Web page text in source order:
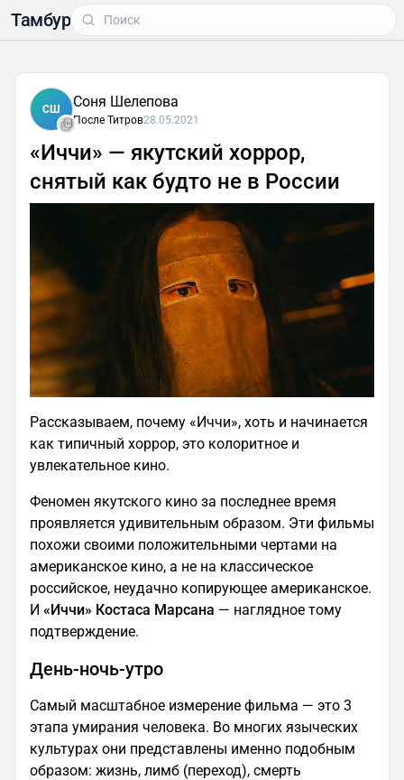
Тамбур
СШ Соня Шелепова
После Титров28.05.2021
«Иччи» — якутский хоррор,
снятый как будто не в России
Рассказываем, почему «Иччи», хоть и начинается
как типичный хоррор, это колоритное и
увлекательное кино.
Феномен якутского кино за последнее время
проявляется удивительным образом. Эти фильмы
похожи своими положительными чертами на
американское кино, а не на классическое
российское, неудачно копирующее американское.
И «Иччи» Костаса Марсана — наглядное тому
подтверждение.
День-ночь-утро
Самый масштабное измерение фильма — это 3
этапа умирания человека. Во многих языческих
культурах они представлены именно подобным
образом: жизнь, лимб (переход), смерть